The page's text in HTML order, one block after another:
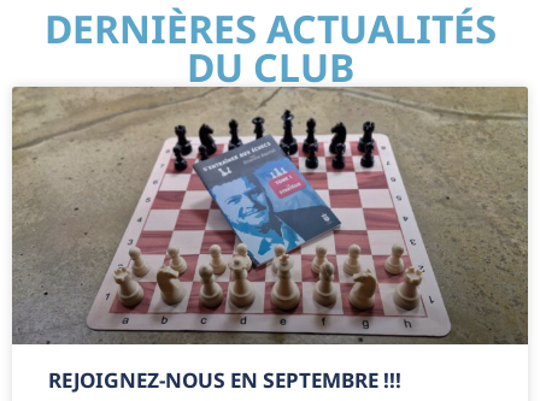
DERNIÈRES ACTUALITÉS
DU CLUB
REJOIGNEZ-NOUS EN SEPTEMBRE !!!